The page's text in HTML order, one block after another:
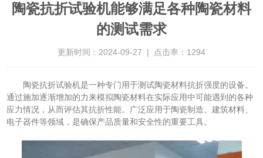
陶瓷抗折试验机能够满足各种陶瓷材料
的测试需求
更新时间：2024-09-27 | 点击率：1294
陶瓷抗折试验机是一种专门用于测试陶瓷材料抗折强度的设备。
通过施加逐渐增加的力来模拟陶瓷材料在实际应用中可能遇到的各种
应力情况，从而评估其抗折性能。广泛应用于陶瓷制造、建筑材料、
电子器件等领域，是确保产品质量和安全性的重要工具。